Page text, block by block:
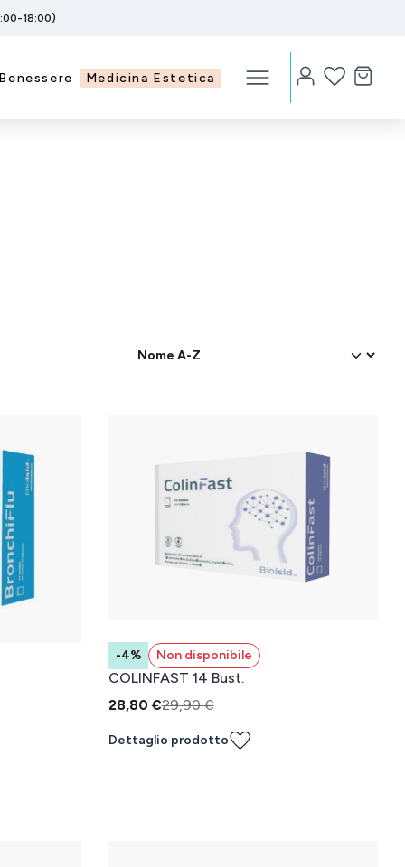
18:00)
Medicina Estetica
-4% Non disponibile
COLINFAST 14 Bust.
28,80 €29,90 €
Dettaglio prodotto